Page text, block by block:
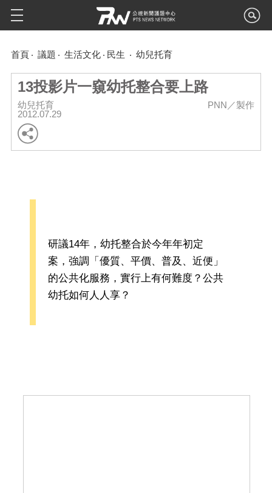
首頁 議題 生活文化 民生 幼兒托育
13投影片一窺幼托整合要上路
幼兒托育
2012.07.29
PNN／製作
研議14年，幼托整合於今年年初定
案，強調「優質、平價、普及、近便」
的公共化服務，實行上有何難度？公共
幼托如何人人享？